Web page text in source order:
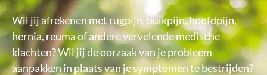
Wil jij afrekenen met rugpijn, buikpijn, hoofdpijn,
hernia, reuma of andere vervelende medische
klachten? Wil jij de oorzaak van je probleem
aanpakken in plaats van je symptomen te bestrijden?